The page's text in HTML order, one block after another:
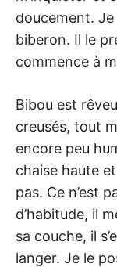
doucement.
biberon. Il le
commence à
Bibou est
creusés, tout
encore peu
chaise haute
pas. Ce n’est
d’habitude, il
sa couche, il
langer. Je le